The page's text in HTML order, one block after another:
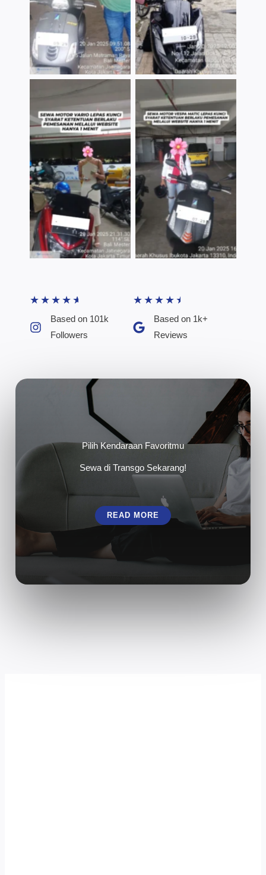
TNo Caption TNo Caption
★ ★ ★ ★ ★
Based on 101k
Followers​
★ ★ ★ ★ ★
Based on 1k+
Reviews​
Pilih Kendaraan Favoritmu
Sewa di Transgo Sekarang!
READ MORE